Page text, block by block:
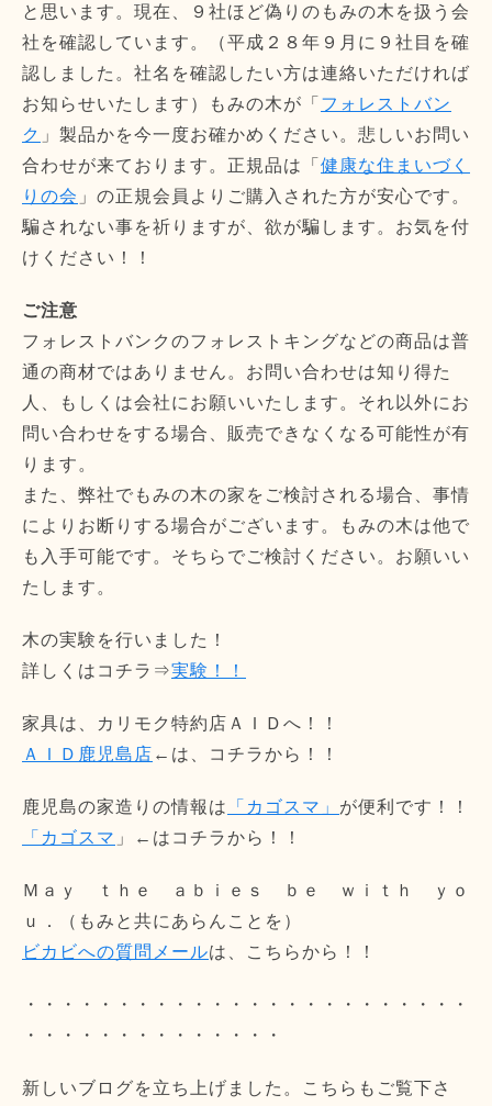
と思います。現在、９社ほど偽りのもみの木を扱う会
社を確認しています。（平成２８年９月に９社目を確
認しました。社名を確認したい方は連絡いただければ
お知らせいたします）もみの木が「 フォレストバン
ク 」製品かを今一度お確かめください。悲しいお問い
合わせが来ております。正規品は「 健康な住まいづく
りの会 」の正規会員よりご購入された方が安心です。
騙されない事を祈りますが、欲が騙します。お気を付
けください！！
ご注意
フォレストバンクのフォレストキングなどの商品は普
通の商材ではありません。お問い合わせは知り得た
人、もしくは会社にお願いいたします。それ以外にお
問い合わせをする場合、販売できなくなる可能性が有
ります。
また、弊社でもみの木の家をご検討される場合、事情
によりお断りする場合がございます。もみの木は他で
も入手可能です。そちらでご検討ください。お願いい
たします。
木の実験を行いました！
詳しくはコチラ⇒実験！！
家具は、カリモク特約店ＡＩＤへ！！
ＡＩＤ鹿児島店 ←は、コチラから！！
鹿児島の家造りの情報は 「カゴスマ」 が便利です！！
「カゴスマ 」←はコチラから！！
Ｍａｙ ｔｈｅ ａｂｉｅｓ ｂｅ ｗｉｔｈ ｙｏ
ｕ．（もみと共にあらんことを）
ビカビへの質問メールは、こちらから！！
・・・・・・・・・・・・・・・・・・・・・・・・
・・・・・・・・・・・・・・
新しいブログを立ち上げました。こちらもご覧下さ